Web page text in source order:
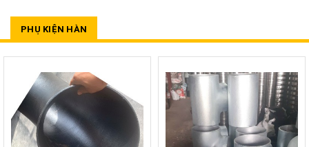
PHỤ KIỆN HÀN